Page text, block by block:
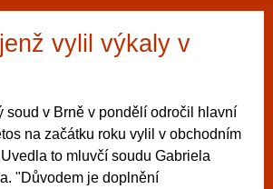
vylil výkaly v
soud v Brně v pondělí odročil hlavní
na začátku roku vylil v obchodním
to mluvčí soudu Gabriela
"Důvodem je doplnění
kasinovými hrami v Brně: Od
známým pro zajímavé památky, skvělé
divadla a univerzity. Mimo jiné je ale také
si můžete legálně a bezpečně vyzkoušet
hry. V neustále kvetoucí moravské
širokou nabídku her od klasické